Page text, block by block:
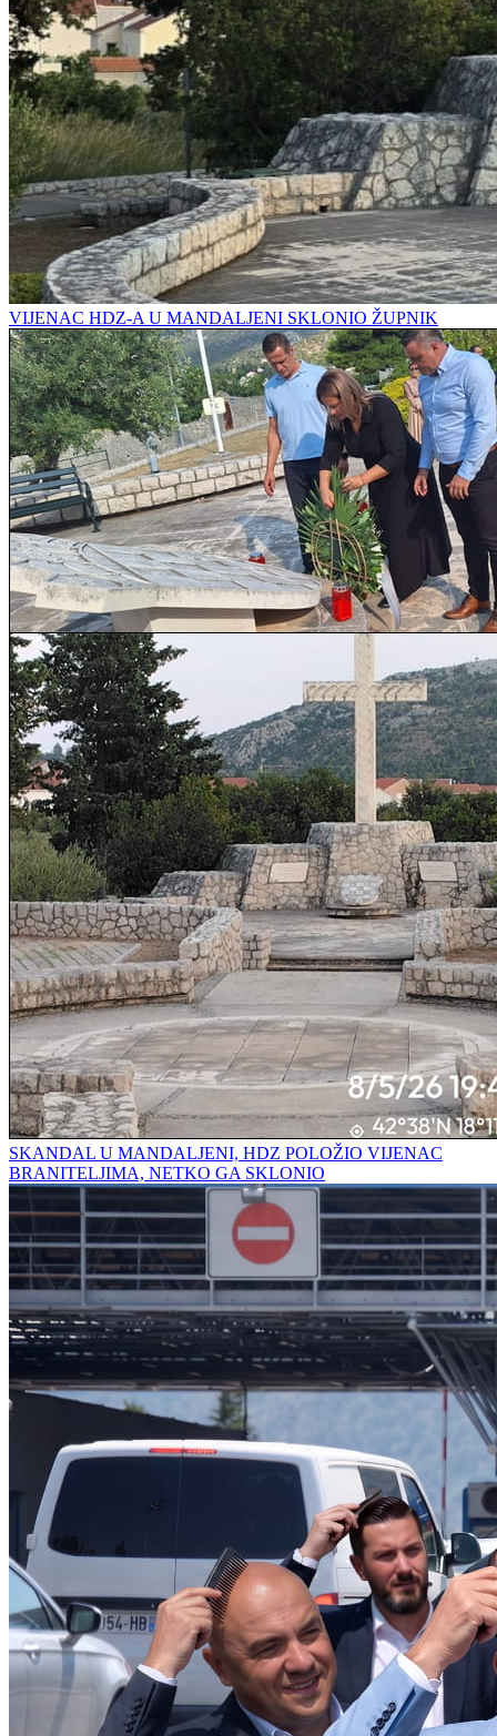
VIJENAC HDZ-A U MANDALJENI SKLONIO ŽUPNIK
SKANDAL U MANDALJENI, HDZ POLOŽIO VIJENAC
BRANITELJIMA, NETKO GA SKLONIO